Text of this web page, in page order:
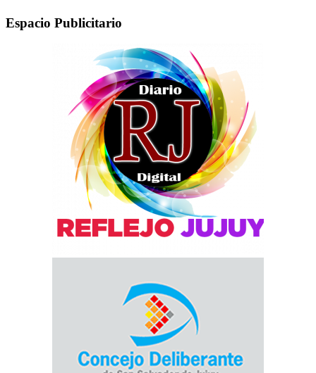
Espacio Publicitario